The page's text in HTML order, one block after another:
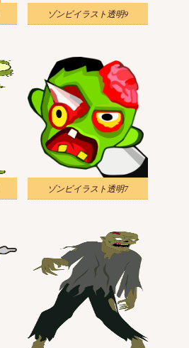
ゾンビイラスト透明9
ゾンビイラスト透明7